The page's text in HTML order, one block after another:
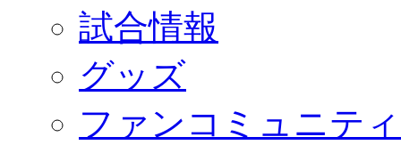
GOODS
オフィシャルストア（実店舗）
オンラインストア
ACADEMY
アカデミーについて
コーチ&スタッフ
ジュニア
試合情報
グッズ
ファンコミュニティ